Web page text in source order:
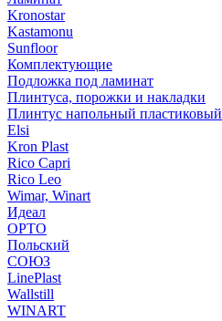
Kronostar
Kastamonu
Sunfloor
Комплектующие
Подложка под ламинат
Плинтуса, порожки и накладки
Плинтус напольный пластиковый
Elsi
Kron Plast
Rico Capri
Rico Leo
Wimar, Winart
Идеал
ОРТО
Польский
СОЮЗ
LinePlast
Wallstill
WINART